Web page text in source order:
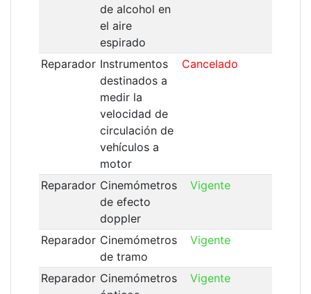
de alcohol en
el aire
espirado
Reparador Instrumentos
destinados a
medir la
velocidad de
circulación de
vehículos a
motor
Cancelado
Reparador Cinemómetros
de efecto
doppler
Vigente
Reparador Cinemómetros
de tramo
Vigente
Reparador Cinemómetros
Vigente